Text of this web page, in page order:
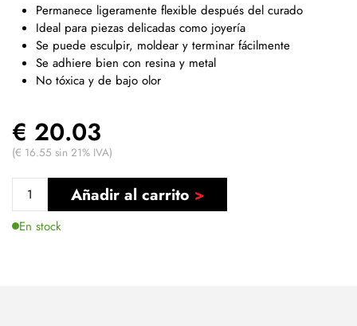
Permanece ligeramente flexible después del curado
Ideal para piezas delicadas como joyería
Se puede esculpir, moldear y terminar fácilmente
Se adhiere bien con resina y metal
No tóxica y de bajo olor
€ 20.03
(€ 16.55 sin 21% IVA)
Añadir al carrito
En stock